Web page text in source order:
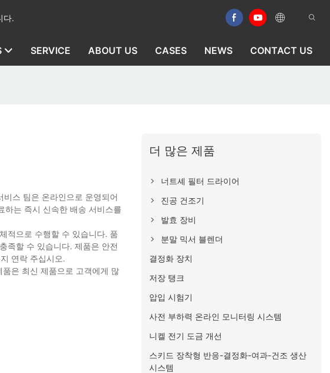
다.
SERVICE ABOUT US CASES NEWS CONTACT US
스 팀은 온라인으로 운영되어
하는 즉시 신속한 배송 서비스를
적으로 수행할 수 있습니다. 품
족할 수 있습니다. 제품은 안전
연락 주십시오.
은 최신 제품으로 고객에게 많
더 많은 제품
너트셰 필터 드라이어
진공 건조기
발효 장비
분말 믹서 블렌더
결정화 장치
저장 탱크
압입 시험기
사전 부하력 온라인 모니터링 시스템
니켈 전기 도금 개선
스키드 장착형 반응-결정화-여과-건조 생산
시스템